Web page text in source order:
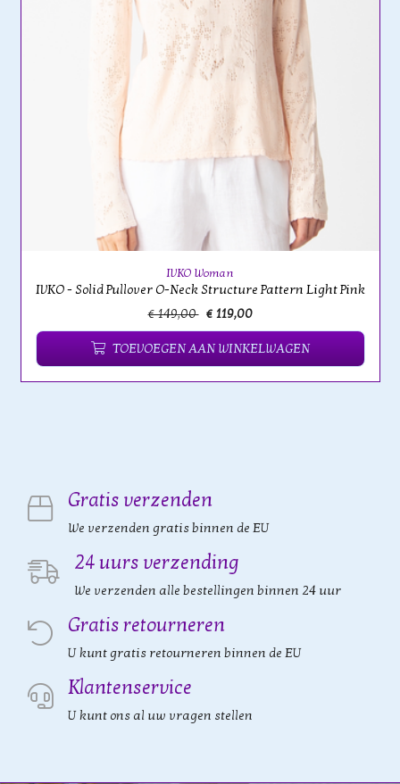
IVKO Woman
IVKO - Solid Pullover O-Neck Structure Pattern Light Pink
€ 149,00 € 119,00
TOEVOEGEN AAN WINKELWAGEN
Gratis verzenden
We verzenden gratis binnen de EU
24 uurs verzending
We verzenden alle bestellingen binnen 24 uur
Gratis retourneren
U kunt gratis retourneren binnen de EU
Klantenservice
U kunt ons al uw vragen stellen